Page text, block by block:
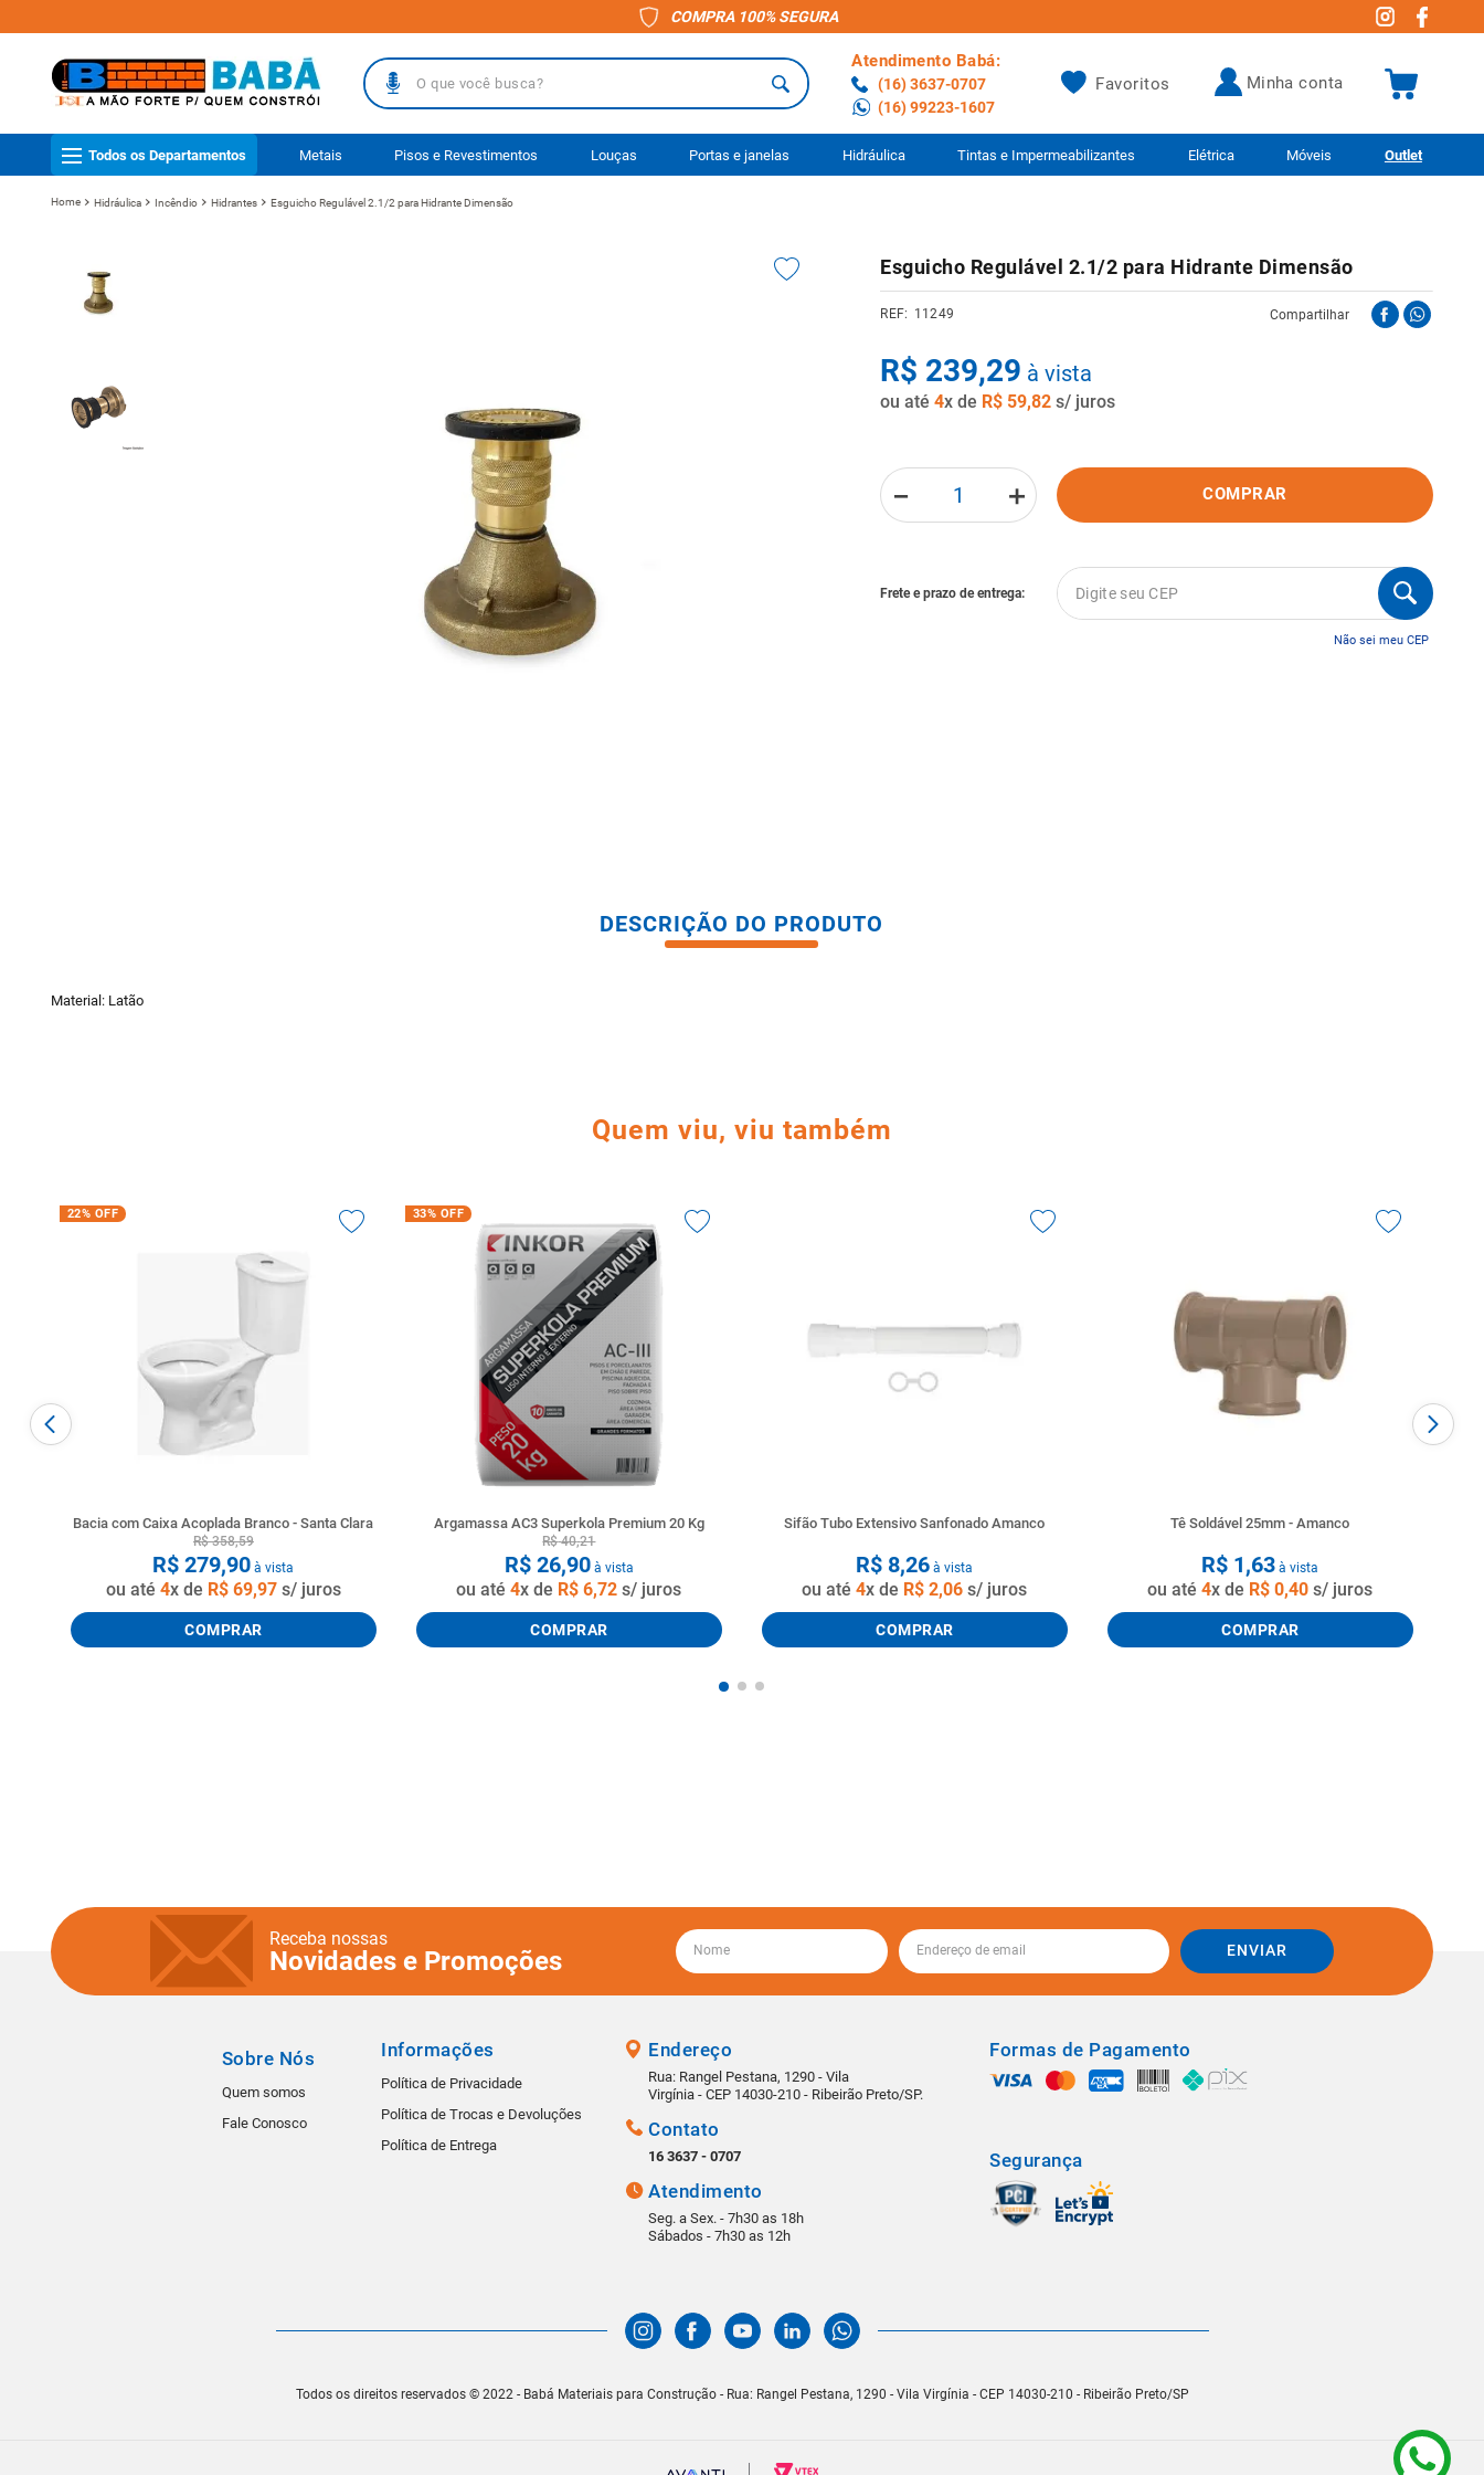
COMPRA 100% SEGURA
O que você busca? Atendimento Babá:
(16) 3637-0707
(16) 99223-1607
Favoritos minha conta
Todos os Departamentos Metais Pisos e Revestimentos Louças Portas e janelas Hidráulica Tintas e Impermeabilizantes Elétrica Móveis Outlet
Hidráulica Incêndio Hidrantes Esguicho Regulável 2.1/2 para Hidrante Dimensão
Esguicho Regulável 2.1/2 para Hidrante Dimensão
11249 Compartilhar
R$ 239,29 à vista
ou até4x de R$ 59,82 s/ juros
＋
－ COMPRAR
Não sei meu CEP
DESCRIÇÃO DO PRODUTO
Material: Latão
Quem viu, viu também
22% OFF
Bacia com Caixa Acoplada Branco - Santa Clara
R$ 358,59
R$ 279,90 à vista
ou até 4x de R$ 69,97s/ juros
COMPRAR
33% OFF
Argamassa AC3 Superkola Premium 20 Kg
R$ 40,21
R$ 26,90à vista
ou até4x de R$ 6,72 s/ juros
COMPRAR
Sifão Tubo Extensivo Sanfonado Amanco
R$ 8,26 à vista
ou até4x de R$ 2,06 s/ juros
COMPRAR
Tê Soldável 25mm - Amanco
R$ 1,63 à vista
ou até4x de R$ 0,40 s/ juros
COMPRAR
Receba nossas
Novidades e Promoções ENVIAR
Sobre Nós
Quem somos
Fale Conosco
Informações
Política de Privacidade
Política de Trocas e Devoluções
Política de Entrega
Endereço
Rua: Rangel Pestana, 1290 - Vila
Virgínia - CEP 14030-210 - Ribeirão Preto/SP.
Contato
16 3637 - 0707
Atendimento
Seg. a Sex. - 7h30 as 18h
Sábados - 7h30 as 12h
Formas de Pagamento
Segurança
Todos os direitos reservados © 2022 - Babá Materiais para Construção - Rua: Rangel Pestana, 1290 - Vila Virgínia - CEP 14030-210 - Ribeirão Preto/SP
TERMOS MAIS BUSCADOS
1º piso
º
revestimento
vaso sanitario caixa acoplada